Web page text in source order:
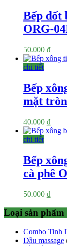
Bếp đốt
ORG-
50.000 ₫
chi tiết
Bếp
mặt
40.000 ₫
chi tiết
Bếp
cà phê
50.000 ₫
Loại sản phẩm
Combo Tinh
Dầu massage